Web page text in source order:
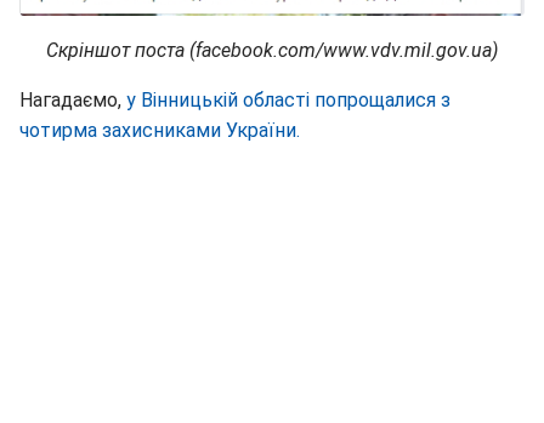
Скріншот поста (facebook.com/www.vdv.mil.gov.ua)
Нагадаємо, у Вінницькій області попрощалися з
чотирма захисниками України.